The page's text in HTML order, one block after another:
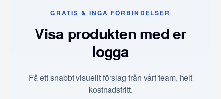
GRATIS & INGA FÖRBINDELSER
Visa produkten med er
logga
Få ett snabbt visuellt förslag från vårt team, helt
kostnadsfritt.